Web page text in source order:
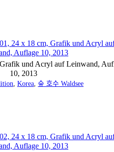
Grafik und Acryl auf Leinwand,
10, 2013
Korea 숲 호수 Waldsee